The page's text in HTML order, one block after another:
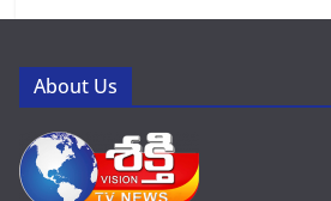
About Us